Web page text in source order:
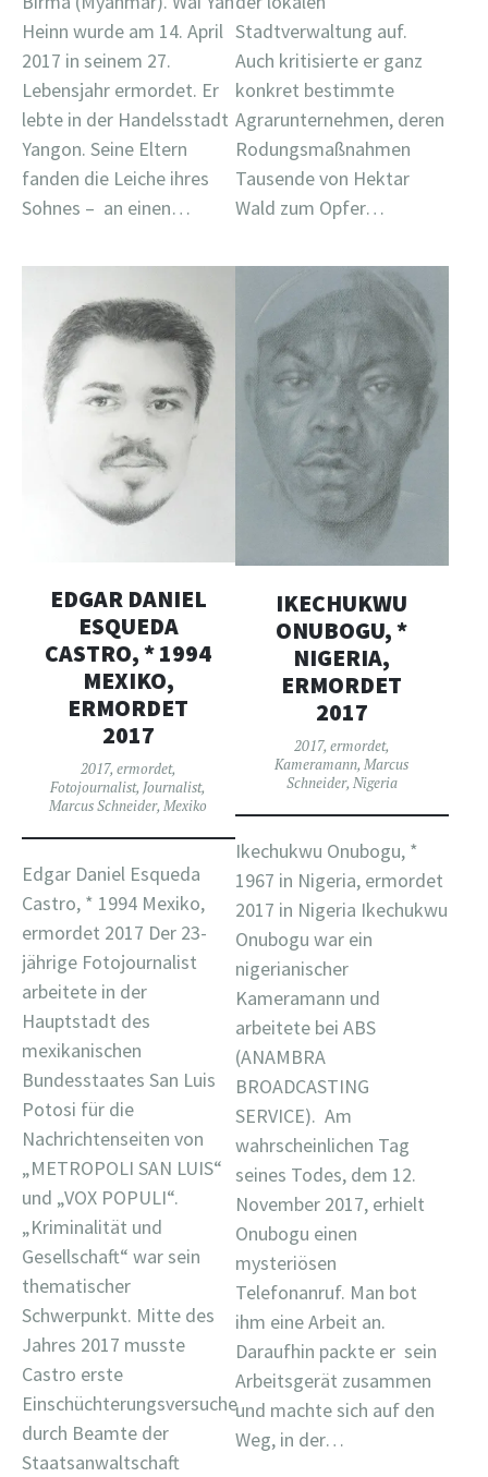
Heinn wurde am 14. April
2017 in seinem 27.
Lebensjahr ermordet. Er
lebte in der Handelsstadt
Yangon. Seine Eltern
fanden die Leiche ihres
Sohnes – an einen…
Stadtverwaltung auf.
Auch kritisierte er ganz
konkret bestimmte
Agrarunternehmen, deren
Rodungsmaßnahmen
Tausende von Hektar
Wald zum Opfer…
EDGAR DANIEL
ESQUEDA
CASTRO, * 1994
MEXIKO,
ERMORDET
2017
2017, ermordet,
Fotojournalist, Journalist,
Marcus Schneider,Mexiko
Edgar Daniel Esqueda
Castro, * 1994 Mexiko,
ermordet 2017 Der 23-
jährige Fotojournalist
arbeitete in der
Hauptstadt des
mexikanischen
Bundesstaates San Luis
Potosi für die
Nachrichtenseiten von
„METROPOLI SAN LUIS“
und „VOX POPULI“.
„Kriminalität und
Gesellschaft“ war sein
thematischer
Schwerpunkt. Mitte des
Jahres 2017 musste
Castro erste
Einschüchterungsversuche
durch Beamte der
Staatsanwaltschaft
IKECHUKWU
ONUBOGU, *
NIGERIA,
ERMORDET
2017
2017, ermordet,
Kameramann, Marcus
Schneider, Nigeria
Ikechukwu Onubogu, *
1967 in Nigeria, ermordet
2017 in Nigeria Ikechukwu
Onubogu war ein
nigerianischer
Kameramann und
arbeitete bei ABS
(ANAMBRA
BROADCASTING
SERVICE). Am
wahrscheinlichen Tag
seines Todes, dem 12.
November 2017, erhielt
Onubogu einen
mysteriösen
Telefonanruf. Man bot
ihm eine Arbeit an.
Daraufhin packte er sein
Arbeitsgerät zusammen
und machte sich auf den
Weg, in der…